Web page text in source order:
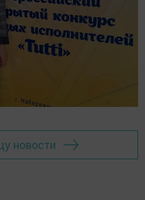
новости